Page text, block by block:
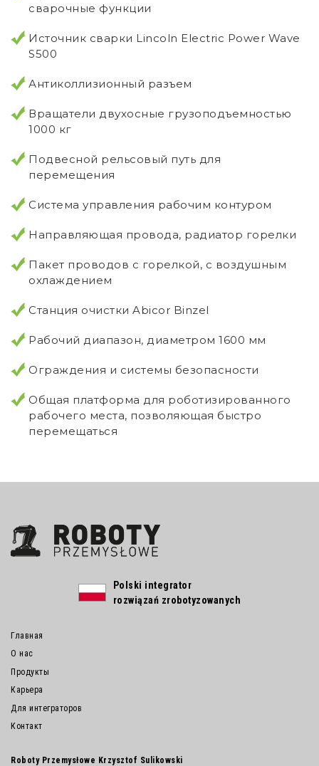
cварочные функции
Источник сварки Lincoln Electric Power Wave
S500
Антиколлизионный разъем
Вращатели двухосные грузоподъемностью
1000 кг
Подвесной рельсовый путь для
перемещения
Система управления рабочим контуром
Направляющая провода, радиатор горелки
Пакет проводов с горелкой, с воздушным
охлаждением
Станция очистки Abicor Binzel
Рабочий диапазон, диаметром 1600 мм
Ограждения и системы безопасности
Общая платформа для роботизированного
рабочего места, позволяющая быстро
перемещаться
Polski integrator
rozwiązań zrobotyzowanych
Главная
О нас
Продукты
Карьера
Для интеграторов
Контакт
Roboty Przemysłowe Krzysztof Sulikowski